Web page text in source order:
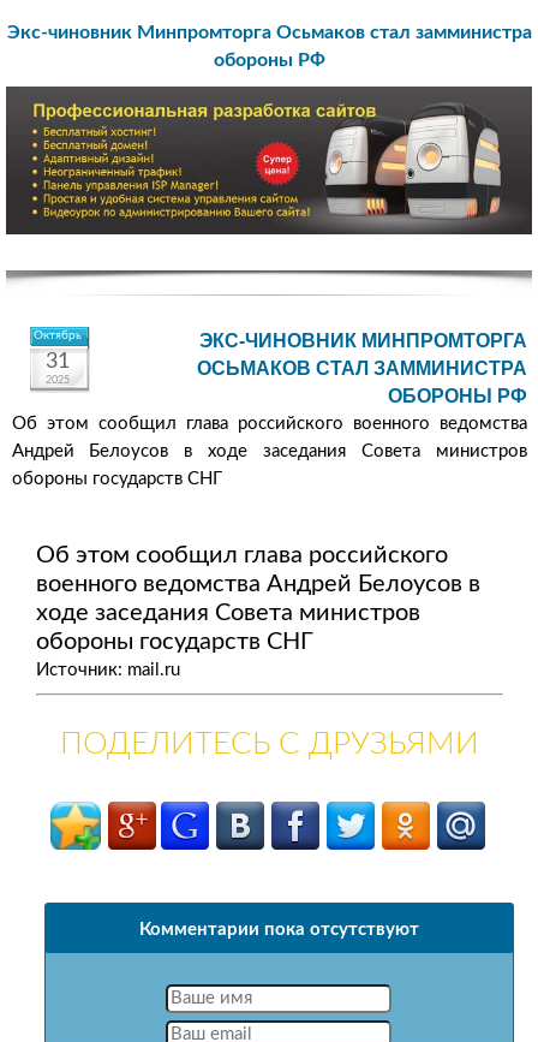
Экс-чиновник Минпромторга Осьмаков стал замминистра
обороны РФ
Октябрь
31
2025
ЭКС-ЧИНОВНИК МИНПРОМТОРГА
ОСЬМАКОВ СТАЛ ЗАММИНИСТРА
ОБОРОНЫ РФ
Об этом сообщил глава российского военного ведомства
Андрей Белоусов в ходе заседания Совета министров
обороны государств СНГ
Об этом сообщил глава российского
военного ведомства Андрей Белоусов в
ходе заседания Совета министров
обороны государств СНГ
Источник: mail.ru
ПОДЕЛИТЕСЬ С ДРУЗЬЯМИ
Комментарии пока отсутствуют